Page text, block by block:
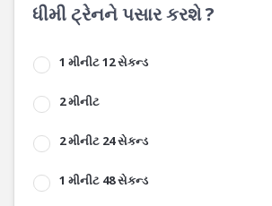
ધીમી ટ્રેનને પસાર કરશે ?
1 મીનીટ 12 સેકન્ડ
2 મીનીટ
2 મીનીટ 24 સેકન્ડ
1 મીનીટ 48 સેકન્ડ